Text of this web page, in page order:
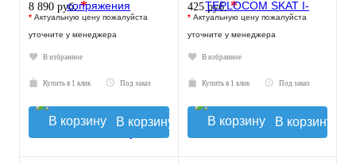
8 890 руб.*
* Актуальную цену пожалуйста
уточните у менеджера
В избранное
Купить в 1 клик Под заказ
В корзину
425 руб.*
* Актуальную цену пожалуйста
уточните у менеджера
В избранное
Купить в 1 клик Под заказ
В корзину